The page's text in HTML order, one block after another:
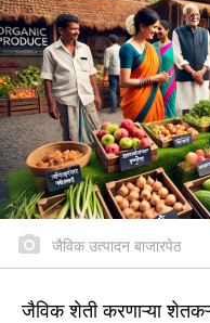
जैविक उत्पादन बाजारपेठ
जैविक शेती करणाऱ्या